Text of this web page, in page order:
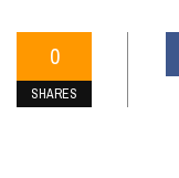
0
SHARES